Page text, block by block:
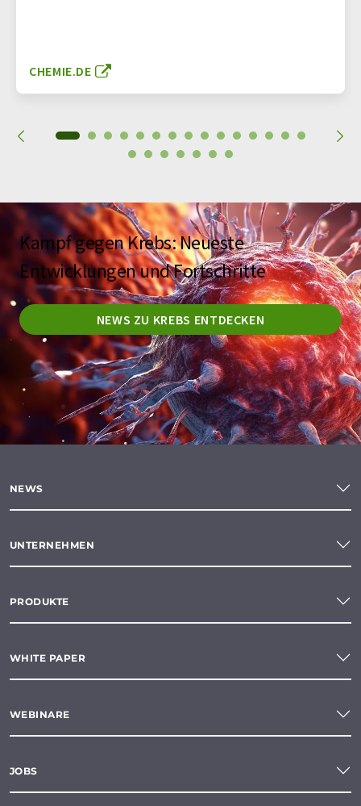
CHEMIE.DE
Kampf gegen Krebs: Neueste
Entwicklungen und Fortschritte
NEWS ZU KREBS ENTDECKEN
NEWS
UNTERNEHMEN
PRODUKTE
WHITE PAPER
WEBINARE
JOBS